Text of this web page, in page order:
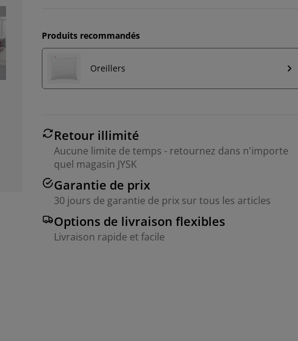
Produits recommandés
Oreillers
Retour illimité
Aucune limite de temps - retournez dans n'importe
quel magasin JYSK
Garantie de prix
30 jours de garantie de prix sur tous les articles
Options de livraison flexibles
Livraison rapide et facile